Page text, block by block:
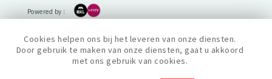
Powered by :
cityfab1 is lid van het netwerk :
Cookies helpen ons bij het leveren van onze diensten.
Door gebruik te maken van onze diensten, gaat u akkoord
met ons gebruik van cookies.